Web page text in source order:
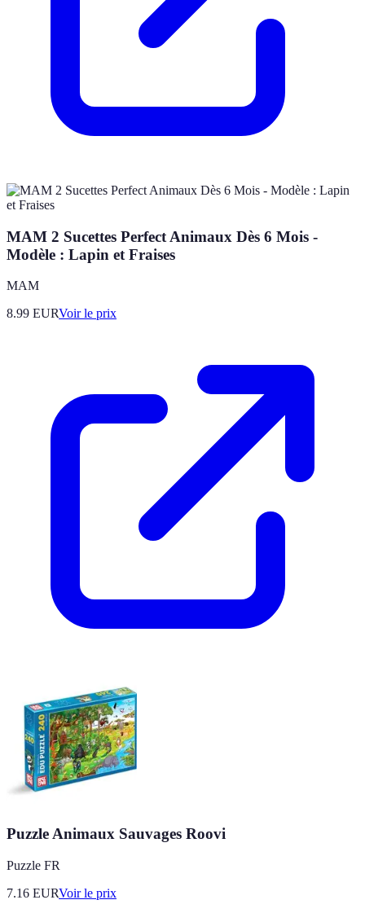
MAM 2 Sucettes Perfect Animaux Dès 6 Mois -
Modèle : Lapin et Fraises
MAM
8.99 EURVoir le prix
Puzzle Animaux Sauvages Roovi
Puzzle FR
7.16 EURVoir le prix